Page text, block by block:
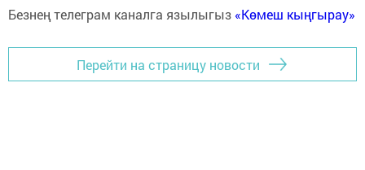
Безнең телеграм каналга язылыгыз «Көмеш кыңгырау»
Перейти на страницу новости